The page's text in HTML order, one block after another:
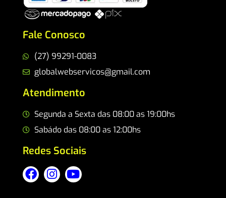
Fale Conosco
(27) 99291-0083
globalwebservicos@gmail.com
Atendimento
Segunda a Sexta das 08:00 as 19:00hs
Sabádo das 08:00 as 12:00hs
Redes Sociais